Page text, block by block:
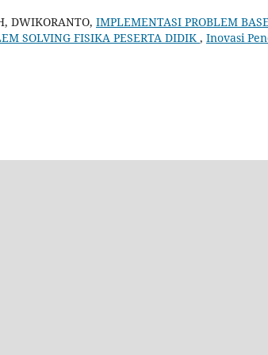
DWIKORANTO, IMPLEMENTASI PROBLEM
SOLVING FISIKA PESERTA DIDIK , Inovasi